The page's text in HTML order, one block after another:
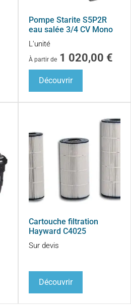
Pompe Starite S5P2R
eau salée 3/4 CV Mono
L'unité
À partir de 1 020,00 €
Découvrir
Cartouche filtration
Hayward C4025
Sur devis
Découvrir